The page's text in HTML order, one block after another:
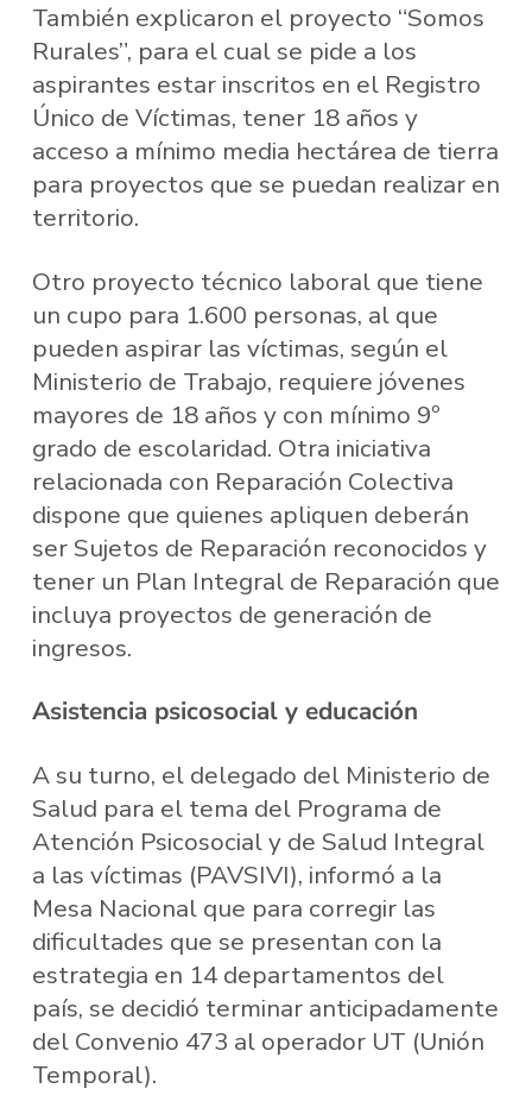
También explicaron el proyecto “Somos
Rurales”, para el cual se pide a los
aspirantes estar inscritos en el Registro
Único de Víctimas, tener 18 años y
acceso a mínimo media hectárea de tierra
para proyectos que se puedan realizar en
territorio.
Otro proyecto técnico laboral que tiene
un cupo para 1.600 personas, al que
pueden aspirar las víctimas, según el
Ministerio de Trabajo, requiere jóvenes
mayores de 18 años y con mínimo 9º
grado de escolaridad. Otra iniciativa
relacionada con Reparación Colectiva
dispone que quienes apliquen deberán
ser Sujetos de Reparación reconocidos y
tener un Plan Integral de Reparación que
incluya proyectos de generación de
ingresos.
Asistencia psicosocial y educación
A su turno, el delegado del Ministerio de
Salud para el tema del Programa de
Atención Psicosocial y de Salud Integral
a las víctimas (PAVSIVI), informó a la
Mesa Nacional que para corregir las
dificultades que se presentan con la
estrategia en 14 departamentos del
país, se decidió terminar anticipadamente
del Convenio 473 al operador UT (Unión
Temporal).